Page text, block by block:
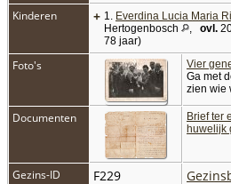
Kinderen + 1. Everdina Lucia Maria
Hertogenbosch
, ovl.
78 jaar)
Foto's
Vier
Ga met
zien wie
Documenten
Brief ter
huwelijk
Gezins-ID F229